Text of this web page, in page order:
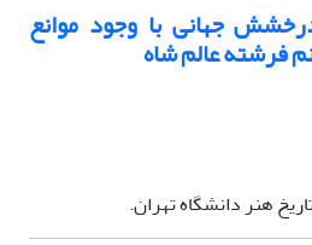
جهانی با وجود موانع
فرشته عالم شاه
هنر دانشگاه تهران.